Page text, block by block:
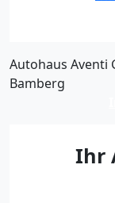
Autohaus Aventi
Bamberg
Ihr